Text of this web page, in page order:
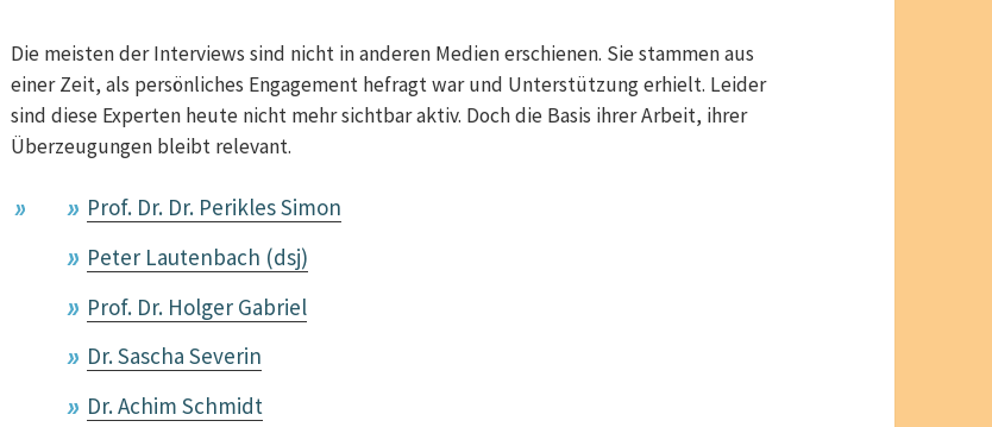
Die meisten der Interviews sind nicht in anderen Medien erschienen. Sie stammen aus
einer Zeit, als persönliches Engagement hefragt war und Unterstützung erhielt. Leider
sind diese Experten heute nicht mehr sichtbar aktiv. Doch die Basis ihrer Arbeit, ihrer
Überzeugungen bleibt relevant.
Prof. Dr. Dr. Perikles Simon
Peter Lautenbach (dsj)
Prof. Dr. Holger Gabriel
Dr. Sascha Severin
Dr. Achim Schmidt